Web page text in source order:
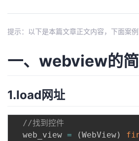
发
的
博
我
的
我
提示：以下是本篇文章正文内容，下面案
一、webview的
1.load网址
//找到控件
  web_view
= (WebView)